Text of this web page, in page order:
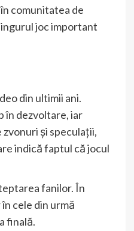
comunitatea de
joc important
din ultimii ani.
în dezvoltare, iar
și speculații,
indică faptul că jocul
fanilor. În
cele din urmă
finală.